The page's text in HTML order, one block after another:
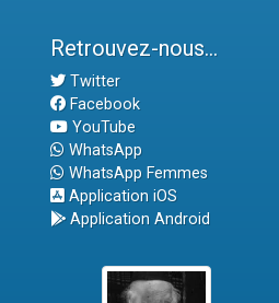
Retrouvez-nous...
Twitter
Facebook
YouTube
WhatsApp
WhatsApp Femmes
Application iOS
Application Android